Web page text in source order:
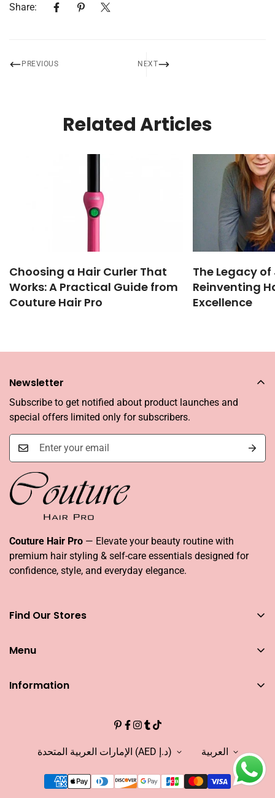
Share:
PREVIOUS NEXT
Related Articles
Choosing a Hair Curler That
Works: A Practical Guide from
Couture Hair Pro
The Legacy of
Reinventing
Excellence
Couture Hair Pro — Elevate your beauty routine with
premium hair styling & self-care essentials designed for
confidence, style, and everyday elegance.
Find Our Stores
Dubai
Couture Hair Pro Dragon Mart 1
Couture Hair Pro Yas Mall
Menu
Information
ابحث عن متجرنا
Newsletter
Subscribe to get notified about product launches and
special offers limited only for subscribers.
الإمارات العربية المتحدة (AED د.إ) العربية